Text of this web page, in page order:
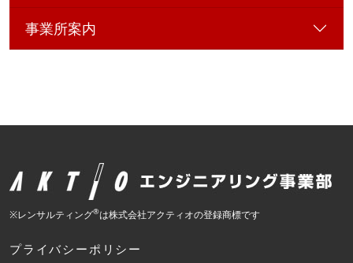
事業所案内
※レンサルティング®は株式会社アクティオの登録商標です
プライバシーポリシー